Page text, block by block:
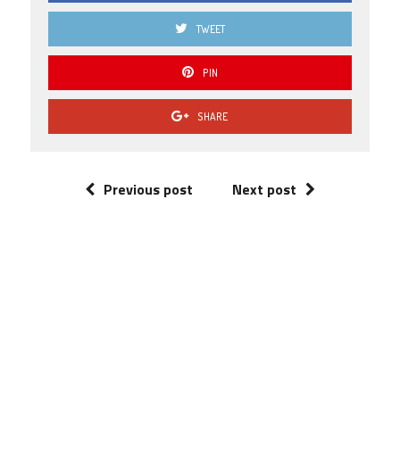
TWEET
PIN
SHARE
Previous post Next post